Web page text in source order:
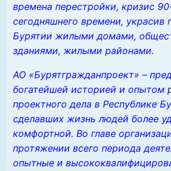
времена перестройки, кризис
сегодняшнего времени, украсив
Бурятии жилыми домами,
зданиями, жилыми районами.
АО «Бурятгражданпроект» –
богатейшей историей и опытом
проектного дела в Республике
сделавших жизнь людей более
комфортной. Во главе
протяжении всего периода
опытные и